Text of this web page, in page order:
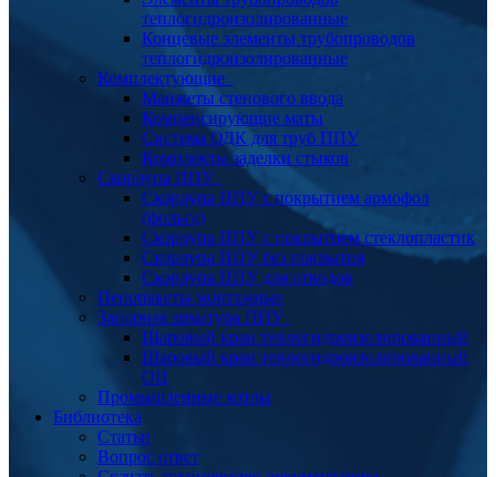
теплогидроизолированные
Концевые элементы трубопроводов
теплогидроизолированные
Комплектующие
Манжеты стенового ввода
Компенсирующие маты
Система ОДК для труб ППУ
Комплекты заделки стыков
Скорлупа ППУ
Скорлупа ППУ с покрытием армофол
(фольга)
Скорлупа ППУ с покрытием стеклопластик
Скорлупа ППУ без покрытия
Скорлупа ППУ для отводов
Пенопакеты монтажные
Запорная арматура ППУ
Шаровый кран теплогидроизолированный
Шаровый кран теплогидроизолированный
ОЦ
Промышленные котлы
Библиотека
Статьи
Вопрос ответ